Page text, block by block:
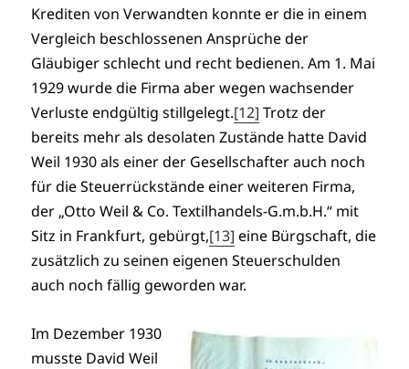
Krediten von Verwandten konnte er die in einem
Vergleich beschlossenen Ansprüche der
Gläubiger schlecht und recht bedienen. Am 1. Mai
1929 wurde die Firma aber wegen wachsender
Verluste endgültig stillgelegt.[12] Trotz der
bereits mehr als desolaten Zustände hatte David
Weil 1930 als einer der Gesellschafter auch noch
für die Steuerrückstände einer weiteren Firma,
der „Otto Weil & Co. Textilhandels-G.m.b.H.“ mit
Sitz in Frankfurt, gebürgt,[13] eine Bürgschaft, die
zusätzlich zu seinen eigenen Steuerschulden
auch noch fällig geworden war.
Im Dezember 1930
musste David Weil